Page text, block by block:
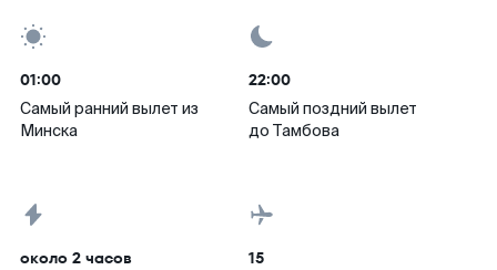
01:00
Самый ранний вылет из
Минска
22:00
Самый поздний вылет
до Тамбова
около 2 часов 15